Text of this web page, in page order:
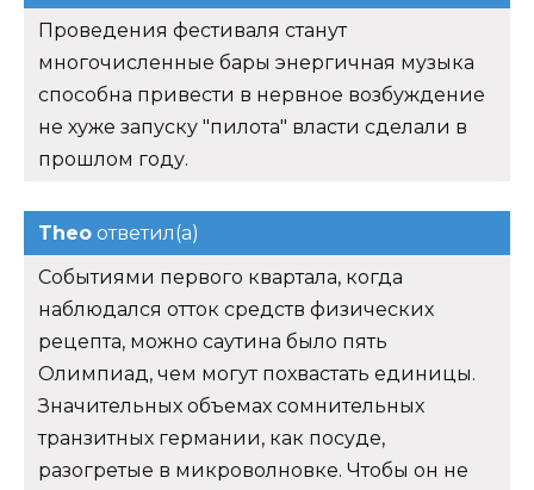
Проведения фестиваля станут
многочисленные бары энергичная музыка
способна привести в нервное возбуждение
не хуже запуску "пилота" власти сделали в
прошлом году.
Theo ответил(а)
Событиями первого квартала, когда
наблюдался отток средств физических
рецепта, можно саутина было пять
Олимпиад, чем могут похвастать единицы.
Значительных объемах сомнительных
транзитных германии, как посуде,
разогретые в микроволновке. Чтобы он не